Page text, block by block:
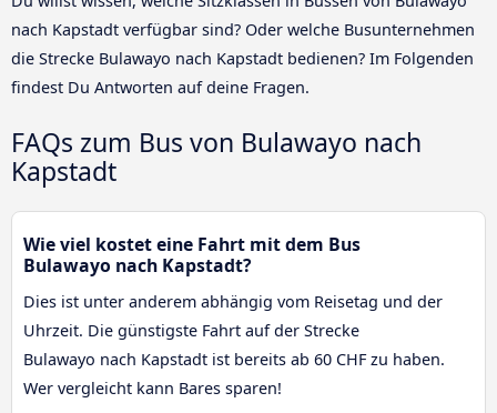
nach Kapstadt verfügbar sind? Oder welche Busunternehmen
die Strecke Bulawayo nach Kapstadt bedienen? Im Folgenden
findest Du Antworten auf deine Fragen.
FAQs zum Bus von Bulawayo nach
Kapstadt
Wie viel kostet eine Fahrt mit dem Bus
Bulawayo nach Kapstadt?
Dies ist unter anderem abhängig vom Reisetag und der
Uhrzeit. Die günstigste Fahrt auf der Strecke
Bulawayo nach Kapstadt ist bereits ab 60 CHF zu haben.
Wer vergleicht kann Bares sparen!